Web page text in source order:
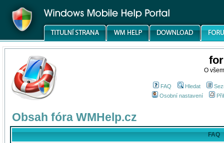
O
FAQ Hledat
Osobní nastavení
Obsah fóra WMHelp.cz
FAQ